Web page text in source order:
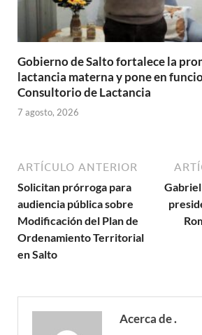
Gobierno de Salto fortalece la
lactancia materna y pone en
Consultorio de Lactancia
7 agosto, 2026
ARTÍCULO ANTERIOR
Solicitan prórroga para
audiencia pública sobre
Modificación del Plan de
Ordenamiento Territorial
en Salto
Acerca de .